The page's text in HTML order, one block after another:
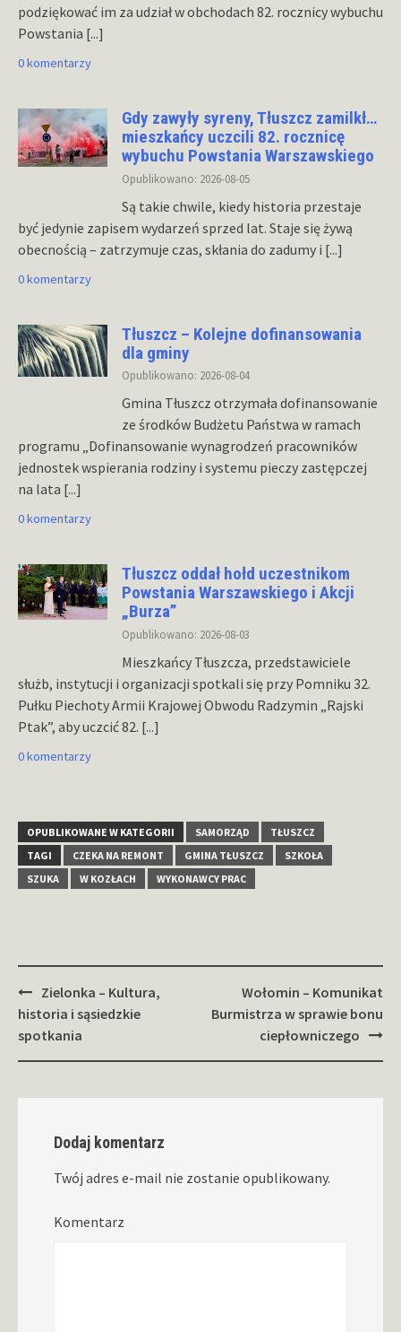
podziękować im za udział w obchodach 82. rocznicy wybuchu
Powstania [...]
0 komentarzy
Gdy zawyły syreny, Tłuszcz zamilkł…
mieszkańcy uczcili 82. rocznicę
wybuchu Powstania Warszawskiego
Opublikowano: 2026-08-05
Są takie chwile, kiedy historia przestaje
być jedynie zapisem wydarzeń sprzed lat. Staje się żywą
obecnością – zatrzymuje czas, skłania do zadumy i [...]
0 komentarzy
Tłuszcz – Kolejne dofinansowania
dla gminy
Opublikowano: 2026-08-04
Gmina Tłuszcz otrzymała dofinansowanie
ze środków Budżetu Państwa w ramach
programu „Dofinansowanie wynagrodzeń pracowników
jednostek wspierania rodziny i systemu pieczy zastępczej
na lata [...]
0 komentarzy
Tłuszcz oddał hołd uczestnikom
Powstania Warszawskiego i Akcji
„Burza”
Opublikowano: 2026-08-03
Mieszkańcy Tłuszcza, przedstawiciele
służb, instytucji i organizacji spotkali się przy Pomniku 32.
Pułku Piechoty Armii Krajowej Obwodu Radzymin „Rajski
Ptak”, aby uczcić 82. [...]
0 komentarzy
OPUBLIKOWANE W KATEGORII SAMORZĄD
TŁUSZCZ
TAGI
CZEKA NA REMONT GMINA TŁUSZCZ
SZKOŁA
SZUKA
W KOZŁACH WYKONAWCY PRAC
Zobacz
wpisy
Zielonka – Kultura,
historia i sąsiedzkie
spotkania
Wołomin – Komunikat
Burmistrza w sprawie bonu
ciepłowniczego
Dodaj komentarz
Twój adres e-mail nie zostanie opublikowany.
Komentarz